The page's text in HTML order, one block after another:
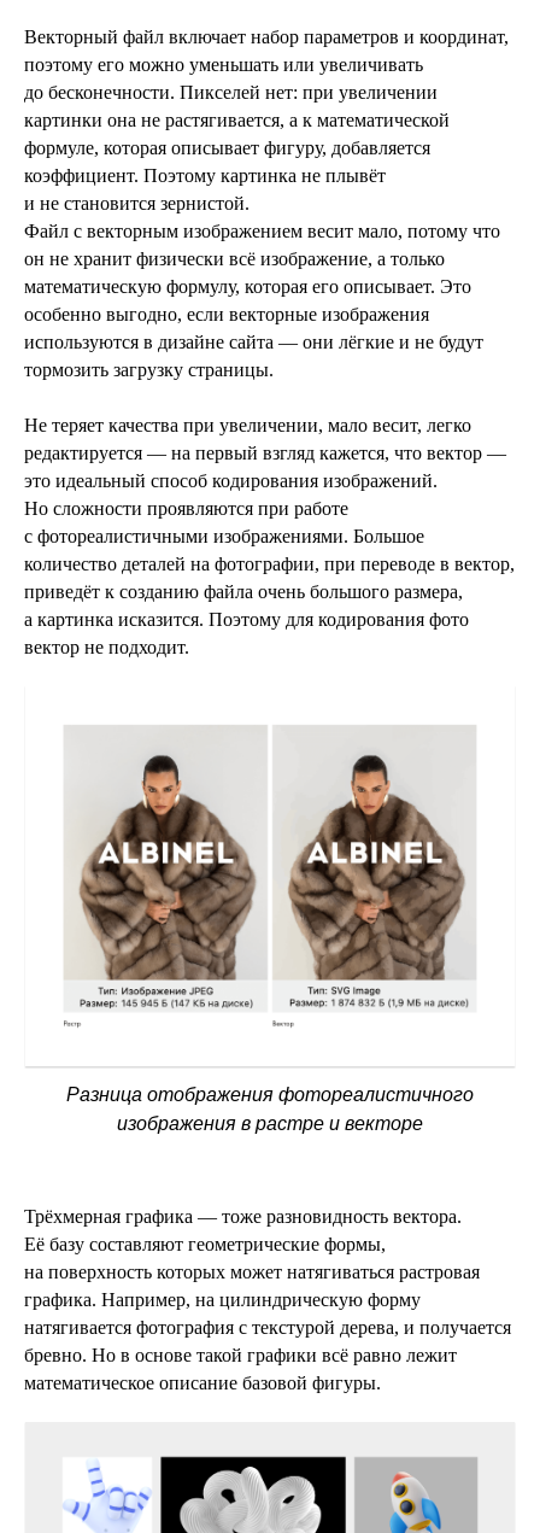
Векторный файл включает набор параметров и координат,
поэтому его можно уменьшать или увеличивать
до бесконечности. Пикселей нет: при увеличении
картинки она не растягивается, а к математической
формуле, которая описывает фигуру, добавляется
коэффициент. Поэтому картинка не плывёт
и не становится зернистой.
Файл с векторным изображением весит мало, потому что
он не хранит физически всё изображение, а только
математическую формулу, которая его описывает. Это
особенно выгодно, если векторные изображения
используются в дизайне сайта — они лёгкие и не будут
тормозить загрузку страницы.
Не теряет качества при увеличении, мало весит, легко
редактируется — на первый взгляд кажется, что вектор —
это идеальный способ кодирования изображений.
Но сложности проявляются при работе
с фотореалистичными изображениями. Большое
количество деталей на фотографии, при переводе в вектор,
приведёт к созданию файла очень большого размера,
а картинка исказится. Поэтому для кодирования фото
вектор не подходит.
Разница отображения фотореалистичного
изображения в растре и векторе
Трёхмерная графика — тоже разновидность вектора.
Её базу составляют геометрические формы,
на поверхность которых может натягиваться растровая
графика. Например, на цилиндрическую форму
натягивается фотография с текстурой дерева, и получается
бревно. Но в основе такой графики всё равно лежит
математическое описание базовой фигуры.